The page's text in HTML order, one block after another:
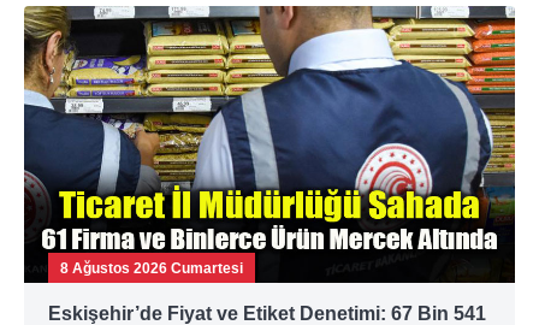
8 Ağustos 2026 Cumartesi
Eskişehir’de Fiyat ve Etiket Denetimi: 67 Bin 541